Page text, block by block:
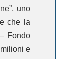
uno
che la
Fondo
e